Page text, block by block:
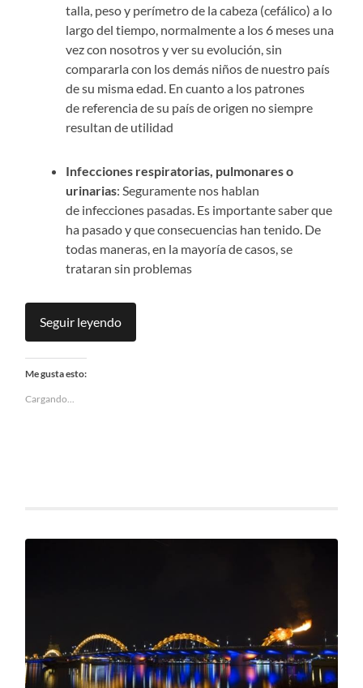
talla, peso y perímetro de la cabeza (cefálico) a lo
largo del tiempo, normalmente a los 6 meses una
vez con nosotros y ver su evolución, sin
compararla con los demás niños de nuestro país
de su misma edad. En cuanto a los patrones
de referencia de su país de origen no siempre
resultan de utilidad
Infecciones respiratorias, pulmonares o
urinarias: Seguramente nos hablan
de infecciones pasadas. Es importante saber que
ha pasado y que consecuencias han tenido. De
todas maneras, en la mayoría de casos, se
trataran sin problemas
Seguir leyendo
Me gusta esto:
Cargando...